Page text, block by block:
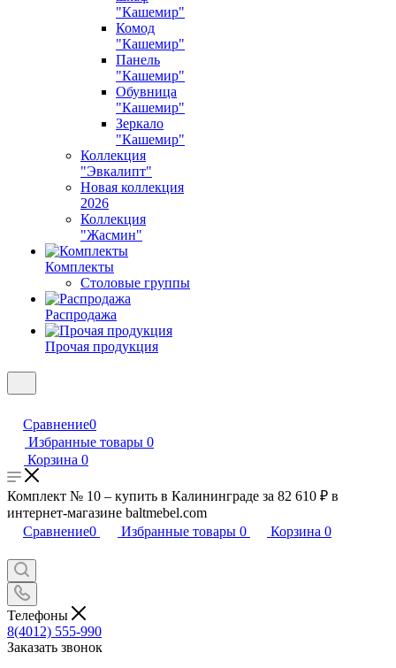
"Кашемир"
Комод
"Кашемир"
Панель
"Кашемир"
Обувница
"Кашемир"
Зеркало
"Кашемир"
Коллекция
"Эвкалипт"
Новая коллекция
2026
Коллекция
"Жасмин"
Комплекты
Столовые группы
Распродажа
Прочая продукция
Сравнение0
Избранные товары 0
Корзина 0
Комплект № 10 – купить в Калининграде за 82 610 ₽ в
интернет-магазине baltmebel.com
Сравнение0 Избранные товары 0 Корзина 0
Телефоны
8(4012) 555-990
Заказать звонок